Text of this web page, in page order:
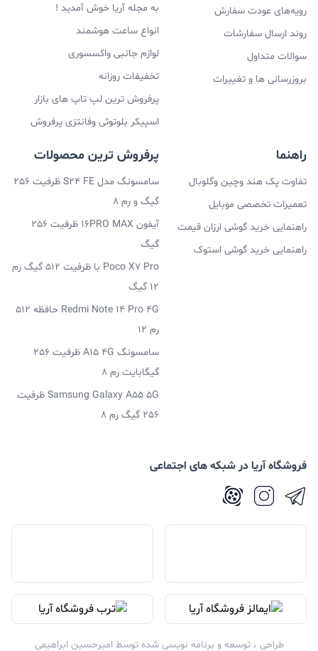
رویه‌های عودت سفارش
روند ارسال سفارشات
سوالات متداول
بروزرسانی ها و تغییرات
به مجله آریا خوش آمدید !
انواع ساعت هوشمند
لوازم جانبی واکسسوری
تخفیفات روزانه
پرفروش ترین لپ تاپ های بازار
اسپیکر بلوتوثی وفانتزی پرفروش
راهنما
تفاوت پک هند وچین وگلوبال
تعمیرات تخصصی موبایل
راهنمایی خرید گوشی ارزان قیمت
راهنمایی خرید گوشی استوک
پرفروش ترین محصولات
سامسونگ مدل S24 FE ظرفیت 256
گیگ و رم 8
آیفون 16PRO MAX ظرفیت 256
گیگ
Poco X7 Pro با ظرفیت 512 گیگ رم
12 گیگ
Redmi Note 14 Pro 4G حافظه 512
رم 12
سامسونگ A15 4G ظرفیت 256
گیگابایت رم 8
Samsung Galaxy A55 5G ظرفیت
256 گیگ رم 8
فروشگاه آریا در شبکه های اجتماعی
طراحی ، توسعه و برنامه نویسی شده توسط امیرحسین ابراهیمی